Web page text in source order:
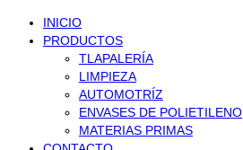
INICIO
PRODUCTOS
TLAPALERÍA
LIMPIEZA
AUTOMOTRÍZ
ENVASES DE POLIETILENO
MATERIAS PRIMAS